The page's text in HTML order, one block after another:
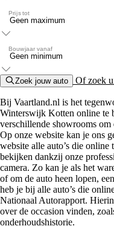
Prijs tot
Bouwjaar vanaf
Zoek jouw auto Of zoek
Bij Vaartland.nl is het
Winterswijk Kotten online te
verschillende showrooms
Op onze website kan je ons
website alle auto’s die
bekijken dankzij onze
camera. Zo kan je als het
of om de auto heen lopen,
heb je bij alle auto’s die
Nationaal Autorapport.
over de occasion vinden,
onderhoudshistorie.